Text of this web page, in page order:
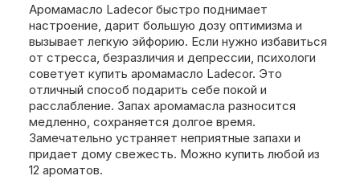
Аромамасло Ladecor быстро поднимает
настроение, дарит большую дозу оптимизма и
вызывает легкую эйфорию. Если нужно избавиться
от стресса, безразличия и депрессии, психологи
советует купить аромамасло Ladecor. Это
отличный способ подарить себе покой и
расслабление. Запах аромамасла разносится
медленно, сохраняется долгое время.
Замечательно устраняет неприятные запахи и
придает дому свежесть. Можно купить любой из
12 ароматов.